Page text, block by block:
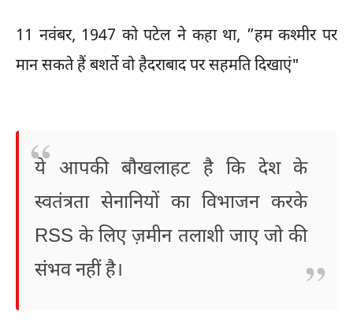
11 नवंबर, 1947 को पटेल ने कहा था, ”हम कश्मीर पर
मान सकते हैं बशर्ते वो हैदराबाद पर सहमति दिखाएं"
ये आपकी बौखलाहट है कि देश के
स्वतंत्रता सेनानियों का विभाजन करके
RSS के लिए ज़मीन तलाशी जाए जो की
संभव नहीं है।